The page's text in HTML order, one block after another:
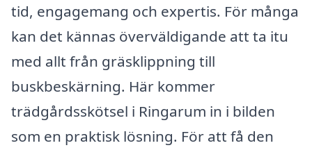
tid, engagemang och expertis. För många
kan det kännas överväldigande att ta itu
med allt från gräsklippning till
buskbeskärning. Här kommer
trädgårdsskötsel i Ringarum in i bilden
som en praktisk lösning. För att få den